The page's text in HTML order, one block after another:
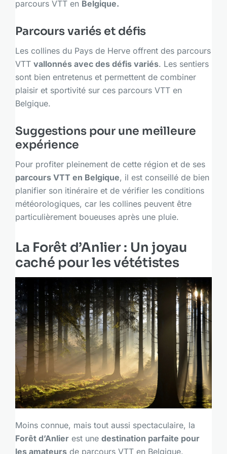
parcours VTT en Belgique.
Parcours variés et défis
Les collines du Pays de Herve offrent des parcours
VTT vallonnés avec des défis variés. Les sentiers
sont bien entretenus et permettent de combiner
plaisir et sportivité sur ces parcours VTT en
Belgique.
Suggestions pour une meilleure
expérience
Pour profiter pleinement de cette région et de ses
parcours VTT en Belgique, il est conseillé de bien
planifier son itinéraire et de vérifier les conditions
météorologiques, car les collines peuvent être
particulièrement boueuses après une pluie.
La Forêt d’Anlier : Un joyau
caché pour les vététistes
Moins connue, mais tout aussi spectaculaire, la
Forêt d’Anlierest une destination parfaite pour
les amateursde parcours VTT en Belgique.